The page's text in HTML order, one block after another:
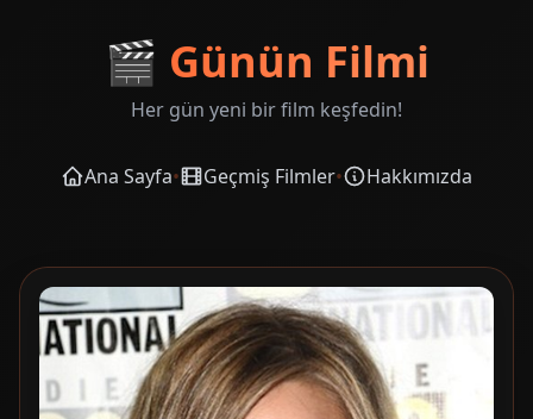
🎬 Günün Filmi
Her gün yeni bir film keşfedin!
Ana Sayfa• Geçmiş Filmler• Hakkımızda